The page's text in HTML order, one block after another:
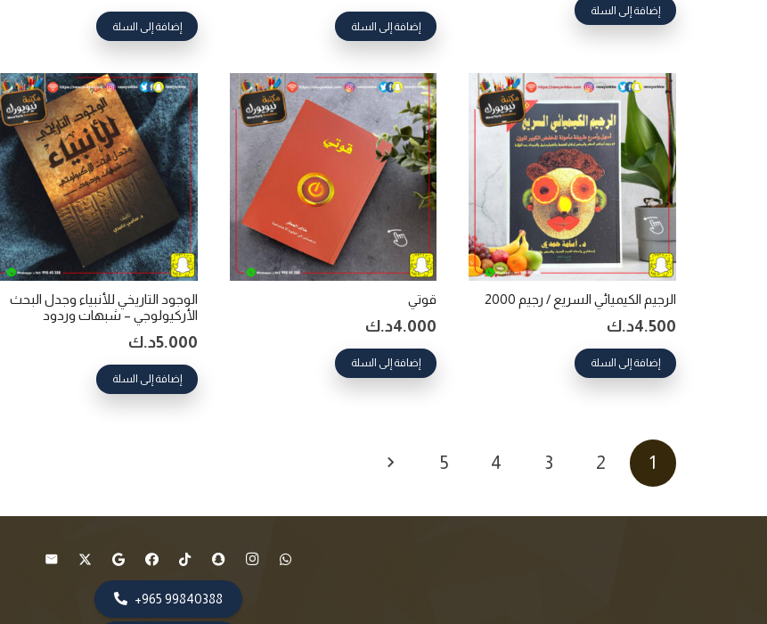
إضافة إلى السلة
إضافة إلى السلة إضافة إلى السلة
الرجيم الكيميائي السريع / رجيم 2000
4.500د.ك
إضافة إلى السلة
قوتي
4.000د.ك
إضافة إلى السلة
الوجود التاريخي للأنبياء وجدل البحث
الأركيولوجي – شبهات وردود
5.000د.ك
إضافة إلى السلة
Posts
pagination
1
2
3
4
5
99840388 965+